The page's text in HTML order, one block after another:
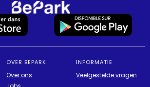
OVER BEPARK
Over ons
INFORMATIE
Veelgestelde vragen